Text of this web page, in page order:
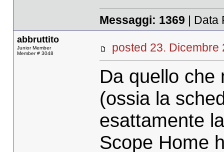
Messaggi: 1369 | Data
abbruttito
Junior Member
Member # 3048
posted 23.
Da quello che
(ossia la
esattamente
Scope Home